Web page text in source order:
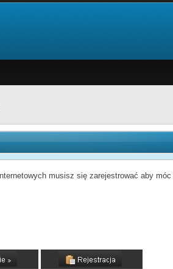
musisz się zarejestrować aby